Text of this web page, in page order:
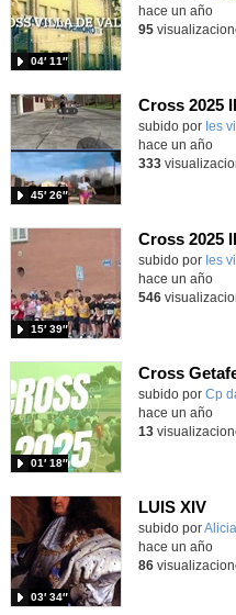
04′ 11″
hace un año
95
subido por Ies
45′ 26″
hace un año
333
subido por Ies
15′ 39″
hace un año
546
Cross
Contenido
subido por Cp
01′ 18″
hace un año
13
LUIS XIV
Contenido
subido porAlicia
03′ 34″
hace un año
86